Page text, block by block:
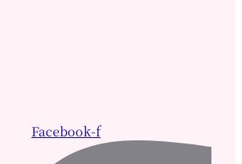
Facebook-f